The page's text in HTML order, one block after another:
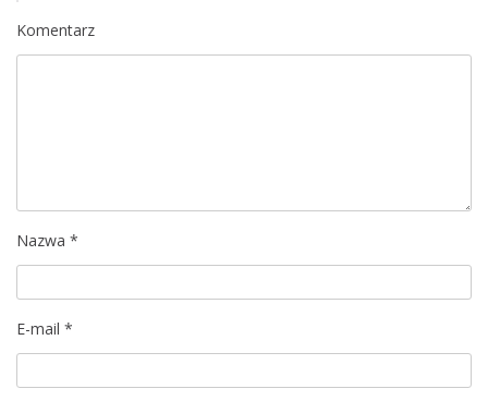
Komentarz
Nazwa *
E-mail *